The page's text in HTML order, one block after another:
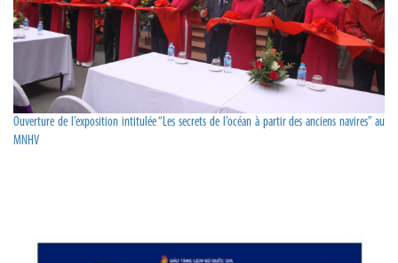
Ouverture de l’exposition intitulée “Les secrets de l’océan à partir des anciens navires” au
MNHV